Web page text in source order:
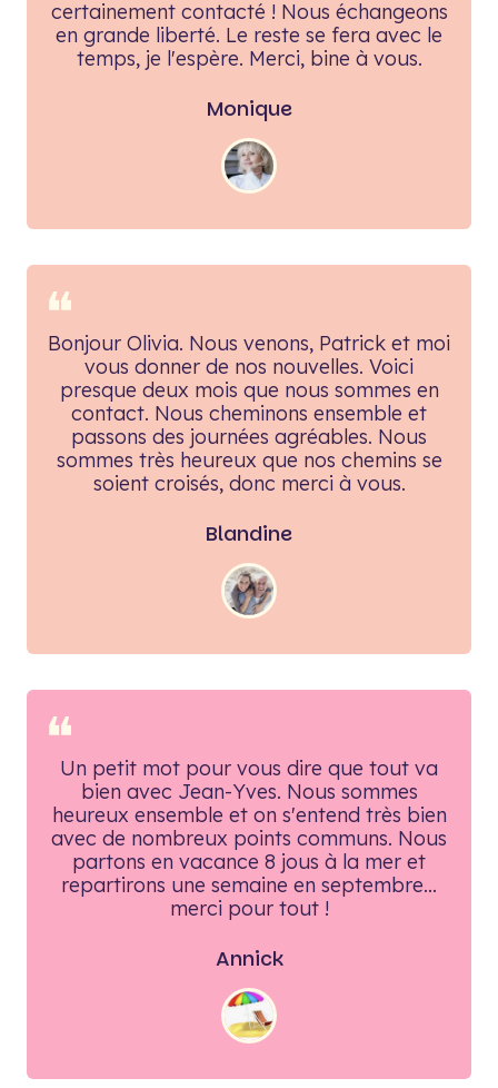
certainement contacté ! Nous échangeons
en grande liberté. Le reste se fera avec le
temps, je l'espère. Merci, bine à vous.
Monique
❝
Bonjour Olivia. Nous venons, Patrick et moi
vous donner de nos nouvelles. Voici
presque deux mois que nous sommes en
contact. Nous cheminons ensemble et
passons des journées agréables. Nous
sommes très heureux que nos chemins se
soient croisés, donc merci à vous.
Blandine
❝Un petit mot pour vous dire que tout va
bien avec Jean-Yves. Nous sommes
heureux ensemble et on s'entend très bien
avec de nombreux points communs. Nous
partons en vacance 8 jous à la mer et
repartirons une semaine en septembre...
merci pour tout !
Annick